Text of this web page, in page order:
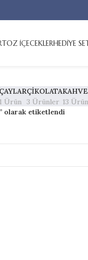
TOZ İÇECEKLERHEDİYE
ÇAYLAR
1 Ürün
ÇIKOLATA
3 Ürünler 13
olarak etiketlendi